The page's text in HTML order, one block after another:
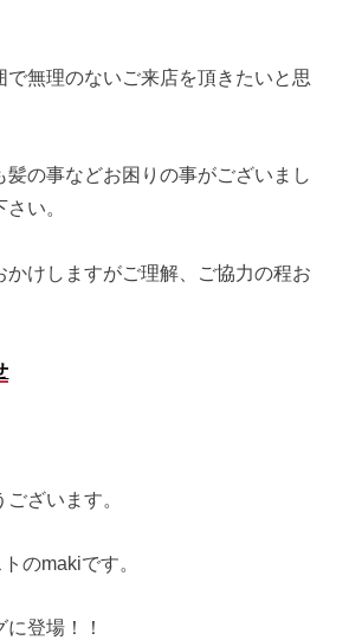
で無理のないご来店を頂きたいと思
髪の事などお困りの事がございまし
い。
かけしますがご理解、ご協力の程お
ざいます。
のmakiです。
登場！！